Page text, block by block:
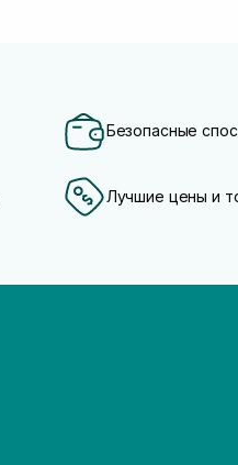
Безопасные
Лучшие цены и